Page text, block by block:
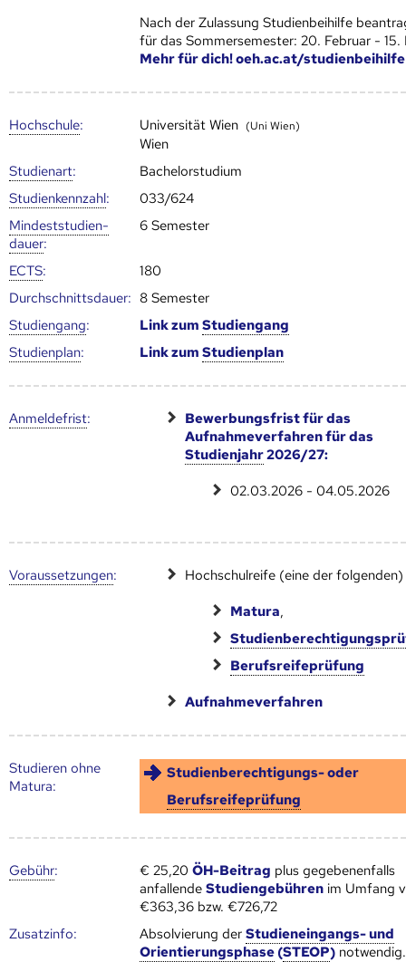
Nach der Zulassung Studienbeihilfe
für das Sommersemester: 20. Februar - 15.
Mehr für dich! oeh.ac.at/studienbeihilfe
Hoch­schule: Universität Wien (Uni Wien)
Wien
Studienart:
Bachelorstudium
Studien­kenn­zahl:
033/624
Mindest­studien­
dauer:
6 Semester
ECTS:
180
Durch­schnitts­dauer: 8 Semester
Studien­gang: Link zumStudien­gang
Studien­plan: Link zumStudien­plan
Anmelde­frist:
Bewerbungsfrist für das
Aufnahmeverfahren für das
Studienjahr2026/27:
02.03.2026 - 04.05.2026
Voraus­setzungen: Hochschulreife (eine der folgenden)
Matura,
Berufsreifeprüfung
Aufnahmeverfahren
Studieren ohne
Matura:
Studienberechtigungs- oder
Berufsreifeprüfung
Gebühr: € 25,20ÖH-Beitrag plus gegebenenfalls
anfallendeStudiengebühren im Umfang
€363,36 bzw. €726,72
Zusatz­info:
Absolvierung derStudieneingangs- und
Orientierungsphase (STEOP) notwendig.